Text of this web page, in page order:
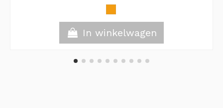
In winkelwagen